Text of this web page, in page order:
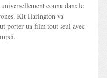
connu dans le
Kit Harington va
porter un film tout seul avec